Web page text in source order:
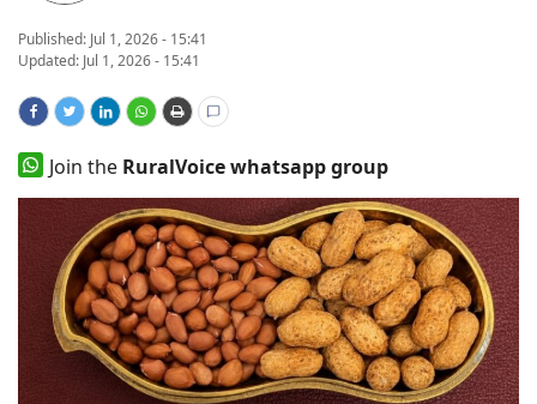
Agribusiness
International
Rural Dialogue
Ground Report
Rural Connect
Published: Jul 1, 2026 - 15:41
Updated: Jul 1, 2026 - 15:41
Join the RuralVoice whatsapp group